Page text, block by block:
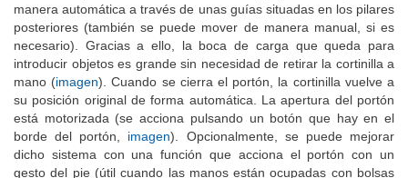
manera automática a través de unas guías situadas en los pilares
posteriores (también se puede mover de manera manual, si es
necesario). Gracias a ello, la boca de carga que queda para
introducir objetos es grande sin necesidad de retirar la cortinilla a
mano (imagen). Cuando se cierra el portón, la cortinilla vuelve a
su posición original de forma automática. La apertura del portón
está motorizada (se acciona pulsando un botón que hay en el
borde del portón, imagen). Opcionalmente, se puede mejorar
dicho sistema con una función que acciona el portón con un
gesto del pie (útil cuando las manos están ocupadas con bolsas